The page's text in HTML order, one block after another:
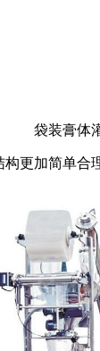
袋装膏体
更加简单合